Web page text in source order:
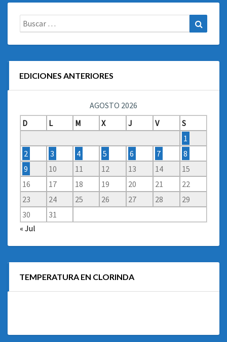
Buscar:
EDICIONES ANTERIORES
AGOSTO 2026
D
L M X J V
S
1
2
3 4 5 6 7
8
9
10 11 12 13 14
15
16
17 18 19 20 21
22
23
24 25 26 27 28
29
30
31
« Jul
TEMPERATURA EN CLORINDA